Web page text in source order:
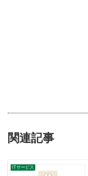
関連記事
ITサービス